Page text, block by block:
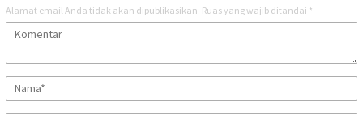
Alamat email Anda tidak akan dipublikasikan. Ruas yang wajib ditandai *